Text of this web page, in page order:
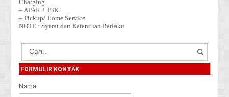
Charging
– APAR + P3K
– Pickup/ Home Service
NOTE : Syarat dan Ketentuan Berlaku
FORMULIR KONTAK
Nama